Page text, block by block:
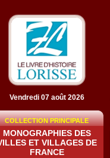
Vendredi 07 août 2026
COLLECTION PRINCIPALE
MONOGRAPHIES DES
ET VILLAGES DE
FRANCE